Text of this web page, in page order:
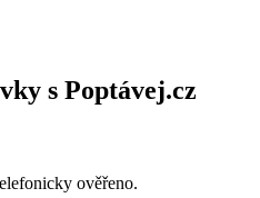
s Poptávej.cz
ověřeno.